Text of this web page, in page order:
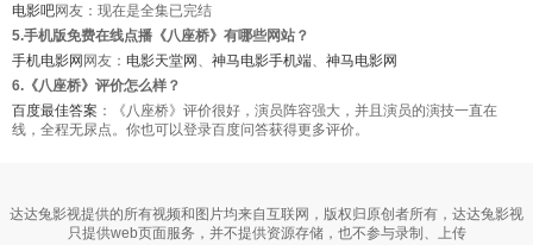
电影吧网友：现在是全集已完结
5.手机版免费在线点播《八座桥》有哪些网站？
手机电影网网友： 电影天堂网、 神马电影手机端、 神马电影网
6.《八座桥》评价怎么样？
百度最佳答案 ：《八座桥》评价很好，演员阵容强大，并且演员的演技一直在
线，全程无尿点。你也可以登录百度问答获得更多评价。
达达兔影视提供的所有视频和图片均来自互联网，版权归原创者所有，达达兔影视
只提供web页面服务，并不提供资源存储，也不参与录制、上传